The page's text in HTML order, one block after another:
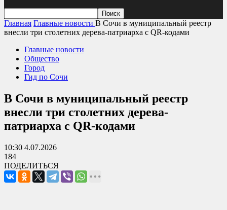
Главная Главные новости В Сочи в муниципальный реестр
внесли три столетних дерева-патриарха с QR-кодами
Главные новости
Общество
Город
Гид по Сочи
В Сочи в муниципальный реестр
внесли три столетних дерева-
патриарха с QR-кодами
10:30 4.07.2026
184
ПОДЕЛИТЬСЯ